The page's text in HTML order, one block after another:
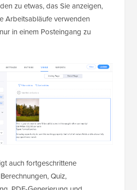
zu etwas, das Sie anzeigen,
Arbeitsabläufe verwenden
in einem Posteingang zu
auch fortgeschrittene
Quiz,